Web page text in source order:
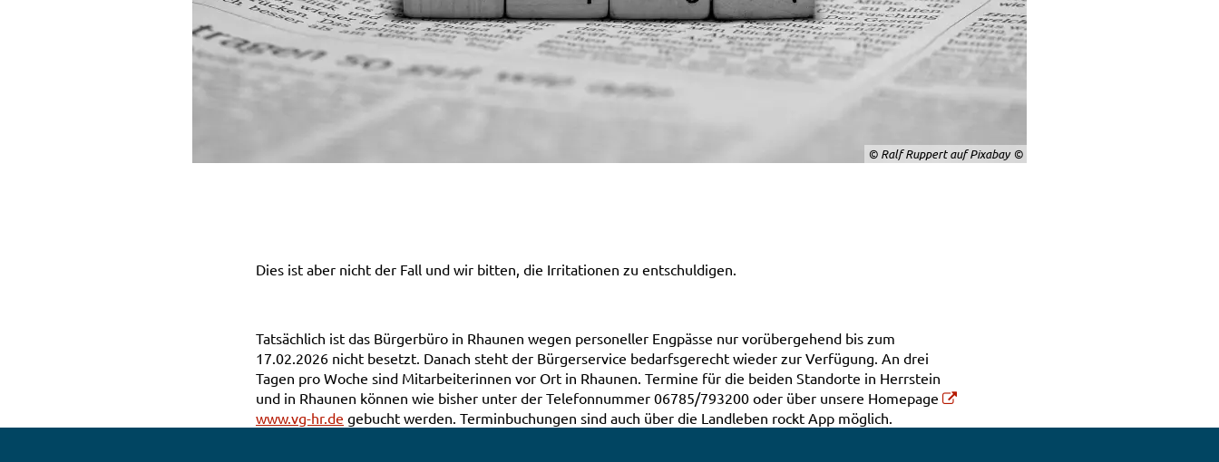
© Ralf Ruppert auf Pixabay
Dies ist aber nicht der Fall und wir bitten, die Irritationen zu entschuldigen.
Tatsächlich ist das Bürgerbüro in Rhaunen wegen personeller Engpässe nur vorübergehend bis zum
17.02.2026 nicht besetzt. Danach steht der Bürgerservice bedarfsgerecht wieder zur Verfügung. An drei
Tagen pro Woche sind Mitarbeiterinnen vor Ort in Rhaunen. Termine für die beiden Standorte in Herrstein
und in Rhaunen können wie bisher unter der Telefonnummer 06785/793200 oder über unsere Homepage
www.vg-hr.de gebucht werden. Terminbuchungen sind auch über die Landleben rockt App möglich.